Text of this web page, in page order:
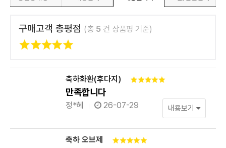
구매고객 총평점 (총 5 건 상품평 기준)
축하화환(후다지)
만족합니다
정*혜 26-07-29 내용보기
축하 오브제